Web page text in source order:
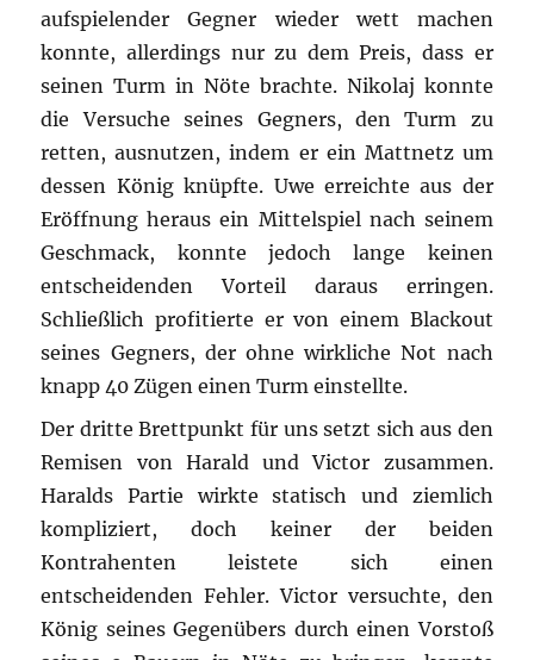
aufspielender Gegner wieder wett machen
konnte, allerdings nur zu dem Preis, dass er
seinen Turm in Nöte brachte. Nikolaj konnte
die Versuche seines Gegners, den Turm zu
retten, ausnutzen, indem er ein Mattnetz um
dessen König knüpfte. Uwe erreichte aus der
Eröffnung heraus ein Mittelspiel nach seinem
Geschmack, konnte jedoch lange keinen
entscheidenden Vorteil daraus erringen.
Schließlich profitierte er von einem Blackout
seines Gegners, der ohne wirkliche Not nach
knapp 40 Zügen einen Turm einstellte.
Der dritte Brettpunkt für uns setzt sich aus den
Remisen von Harald und Victor zusammen.
Haralds Partie wirkte statisch und ziemlich
kompliziert, doch keiner der beiden
Kontrahenten leistete sich einen
entscheidenden Fehler. Victor versuchte, den
König seines Gegenübers durch einen Vorstoß